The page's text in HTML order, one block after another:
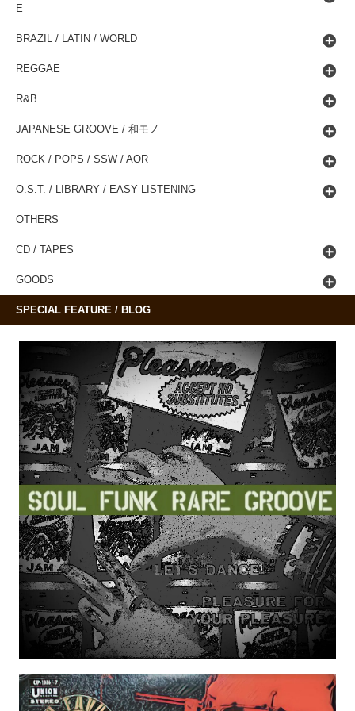
E
BRAZIL / LATIN / WORLD
REGGAE
R&B
JAPANESE GROOVE / 和モノ
ROCK / POPS / SSW / AOR
O.S.T. / LIBRARY / EASY LISTENING
OTHERS
CD / TAPES
GOODS
SPECIAL FEATURE / BLOG